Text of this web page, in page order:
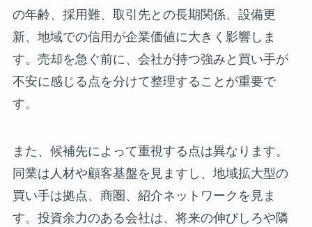
の年齢、採用難、取引先との長期関係、設備更
新、地域での信用が企業価値に大きく影響しま
す。売却を急ぐ前に、会社が持つ強みと買い手が
不安に感じる点を分けて整理することが重要で
す。
また、候補先によって重視する点は異なります。
同業は人材や顧客基盤を見ますし、地域拡大型の
買い手は拠点、商圏、紹介ネットワークを見ま
す。投資余力のある会社は、将来の伸びしろや隣